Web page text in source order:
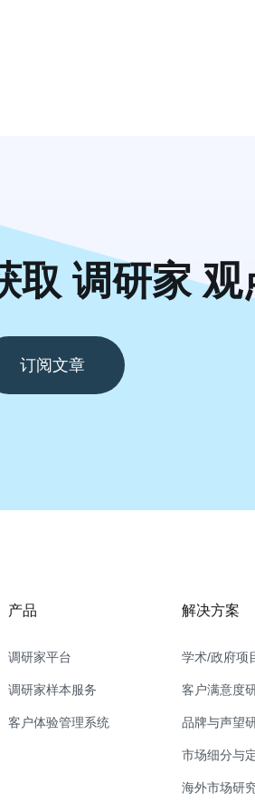
取 调研家 观
订阅文章
产品
调研家平台
调研家样本服务
客户体验管理系统
解决方案
学术/政府项
客户满意度
品牌与声望
市场细分与
海外市场研